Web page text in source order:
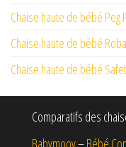
Chaise haute de bébé Peg
Chaise haute de bébé Roba
Chaise haute de bébé
Comparatifs des
Babymoov–Bébé